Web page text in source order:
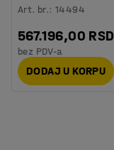
Art. br.:14494
567.196,00 RSD
bez PDV-a
DODAJ U KORPU